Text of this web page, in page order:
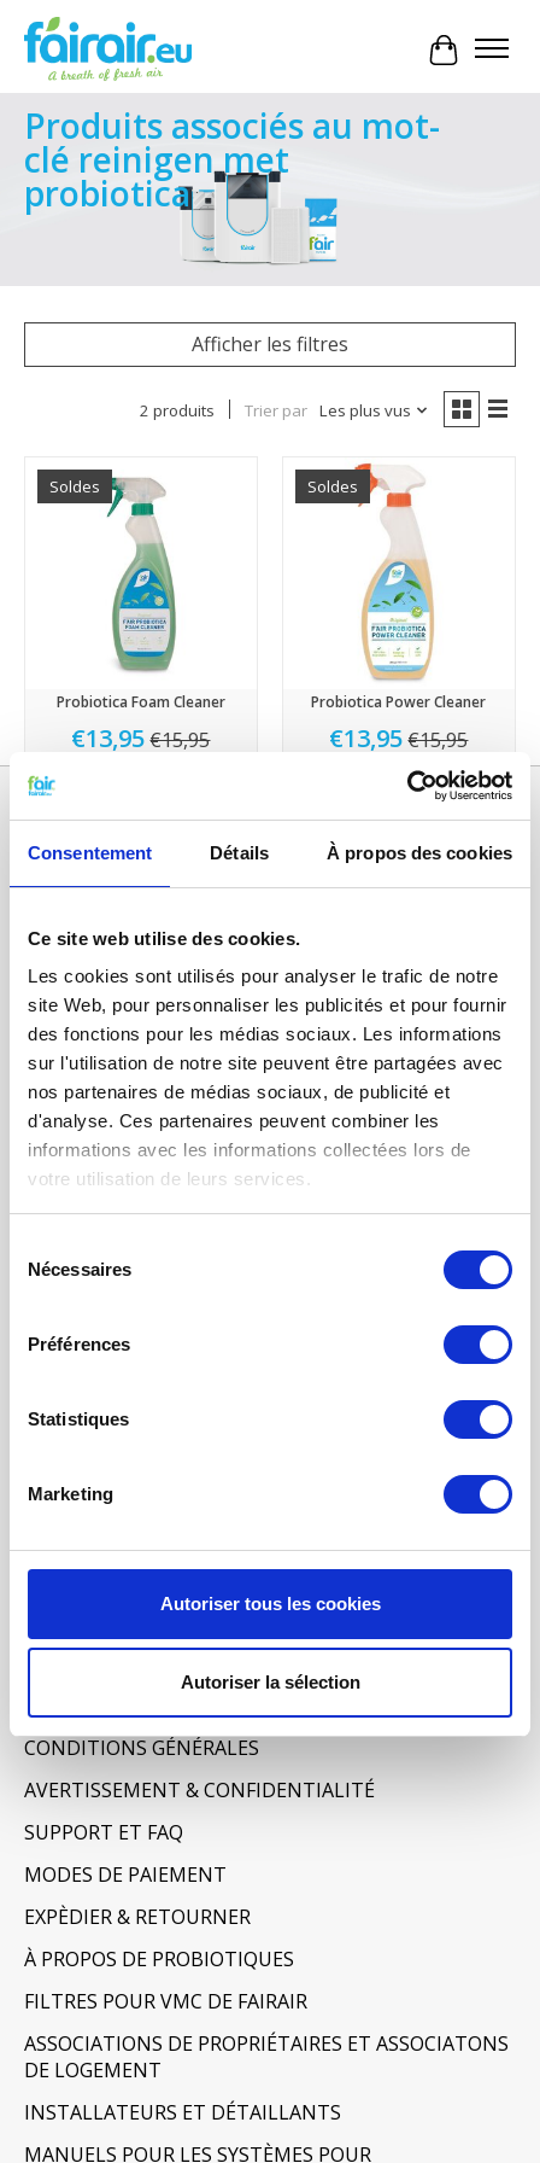
Consentement Détails À propos des cookies
Ce site web utilise des cookies.
Les cookies sont utilisés pour analyser le trafic de notre
site Web, pour personnaliser les publicités et pour fournir
des fonctions pour les médias sociaux. Les informations
sur l'utilisation de notre site peuvent être partagées avec
nos partenaires de médias sociaux, de publicité et
d'analyse. Ces partenaires peuvent combiner les
informations avec les informations collectées lors de
votre utilisation de leurs services.
Nécessaires
Préférences
Statistiques
Marketing
Autoriser tous les cookies
Autoriser la sélection
Panier
Produits associés au mot-
clé reinigen met
probiotica
Afficher les filtres
2 produits Trier par Les plus vus
Soldes
Probiotica Foam Cleaner
€13,95 €15,95
Soldes
Probiotica Power Cleaner
€13,95 €15,95
Catégories
FILTRES VMC DOUBLE FLUX
FILTRE À AIR POUR CHAUFFAGE
TISSUS FILTRANTS ET MATS
FILTRES À POCHES
NETTOYAGE PROBIOTIQUE
MONITEUR DE QUALITÉ DE L’AIR INTÉRIEUR - UHOO
Mon compte
Mes commandes
CONDITIONS GÉNÉRALES
AVERTISSEMENT & CONFIDENTIALITÉ
SUPPORT ET FAQ
MODES DE PAIEMENT
EXPÈDIER & RETOURNER
À PROPOS DE PROBIOTIQUES
FILTRES POUR VMC DE FAIRAIR
ASSOCIATIONS DE PROPRIÉTAIRES ET ASSOCIATONS
DE LOGEMENT
INSTALLATEURS ET DÉTAILLANTS
MANUELS POUR LES SYSTÈMES POUR